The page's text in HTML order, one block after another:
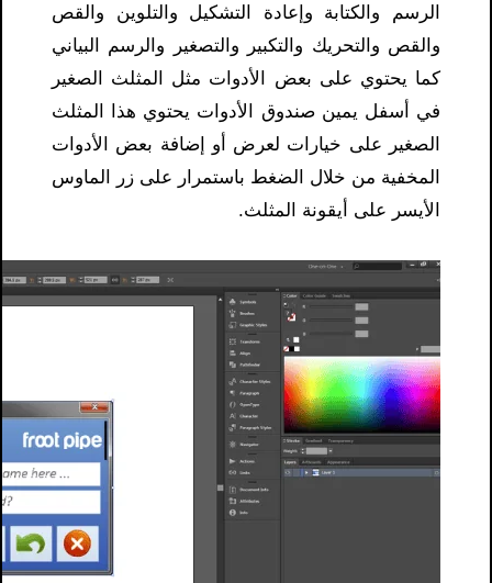
الرسم والكتابة وإعادة التشكيل والتلوين والقص
والقص والتحريك والتكبير والتصغير والرسم البياني
كما يحتوي على بعض الأدوات مثل المثلث الصغير
في أسفل يمين صندوق الأدوات يحتوي هذا المثلث
الصغير على خيارات لعرض أو إضافة بعض الأدوات
المخفية من خلال الضغط باستمرار على زر الماوس
الأيسر على أيقونة المثلث.